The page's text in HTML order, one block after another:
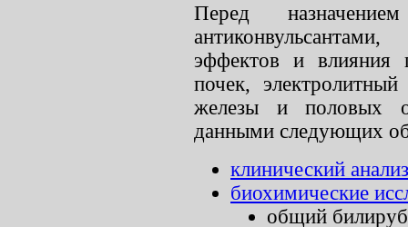
Перед
эффектов и влияния
почек,
железы и половых
данными следующих
клинический
биохимические
общий